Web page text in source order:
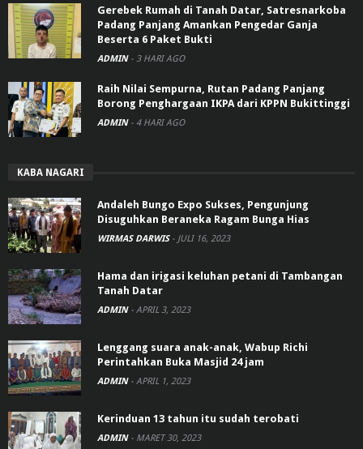
Gerebek Rumah di Tanah Datar, Satresnarkoba
Padang Panjang Amankan Pengedar Ganja
Beserta 6 Paket Bukti
ADMIN - 3 HARI AGO
Raih Nilai Sempurna, Rutan Padang Panjang
Borong Penghargaan IKPA dari KPPN Bukittinggi
ADMIN - 4 HARI AGO
KABA NAGARI
Andaleh Bungo Expo Sukses, Pengunjung
Disuguhkan Beraneka Ragam Bunga Hias
WIRMAS DARWIS - JULI 16, 2023
Hama dan irigasi keluhan petani di Tambangan
Tanah Datar
ADMIN - APRIL 3, 2023
Lenggang suara anak-anak, Wabup Richi
Perintahkan Buka Masjid 24 jam
ADMIN - APRIL 1, 2023
Kerinduan 13 tahun itu sudah terobati
ADMIN - MARET 30, 2023